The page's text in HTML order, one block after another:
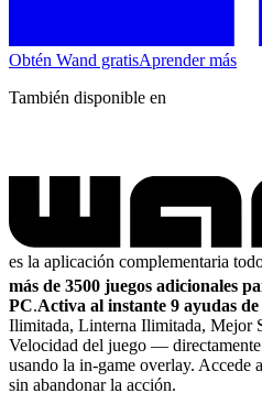
Obtén Wand gratisAprender más
También disponible en
es la aplicación complementaria
más de 3500 juegos adicionales
PC.Activa al instante 9 ayudas
Ilimitada, Linterna Ilimitada, Mejor
Velocidad del juego —
usando la in-game overlay. Accede
sin abandonar la acción.